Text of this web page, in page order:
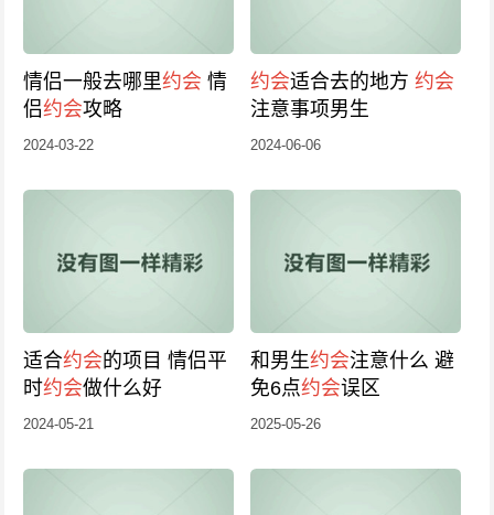
情侣一般去哪里约会 情
侣约会攻略
2024-03-22
约会适合去的地方 约会
注意事项男生
2024-06-06
适合约会的项目 情侣平
时约会做什么好
2024-05-21
和男生约会注意什么 避
免6点约会误区
2025-05-26